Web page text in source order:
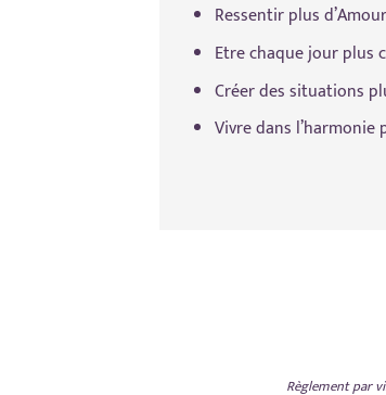
Ressentir plus
Etre chaque jour plus
Créer des situations
Vivre dans l’harmonie
Règlement par